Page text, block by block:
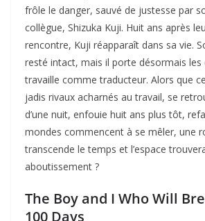
frôle le danger, sauvé de justesse par
collègue, Shizuka Kuji. Huit ans après
rencontre, Kuji réapparaît dans sa vie.
resté intact, mais il porte désormais les
travaille comme traducteur. Alors que
jadis rivaux acharnés au travail, se
d’une nuit, enfouie huit ans plus tôt,
mondes commencent à se mêler, une
transcende le temps et l’espace
aboutissement ?
The Boy and I Who Will
100 Days